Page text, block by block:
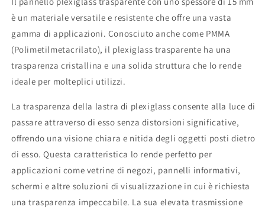
su
misura
su
misura
è un materiale versatile e resistente che offre una vasta
gamma di applicazioni. Conosciuto anche come PMMA
(Polimetilmetacrilato), il plexiglass trasparente ha una
trasparenza cristallina e una solida struttura che lo rende
ideale per molteplici utilizzi.
La trasparenza della lastra di plexiglass consente alla luce di
passare attraverso di esso senza distorsioni significative,
offrendo una visione chiara e nitida degli oggetti posti dietro
di esso. Questa caratteristica lo rende perfetto per
applicazioni come vetrine di negozi, pannelli informativi,
schermi e altre soluzioni di visualizzazione in cui è richiesta
una trasparenza impeccabile. La sua elevata trasmissione